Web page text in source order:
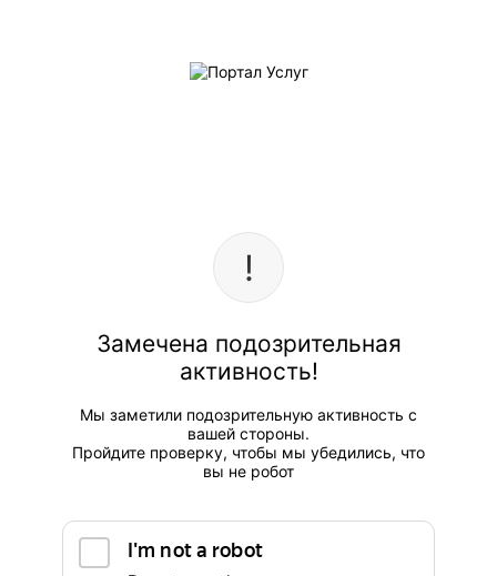
Замечена подозрительная
активность!
Мы заметили подозрительную активность с
вашей стороны.
Пройдите проверку, чтобы мы убедились, что
вы не робот